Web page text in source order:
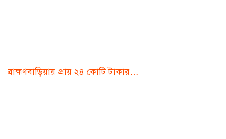
ব্রাহ্মণবাড়িয়ায় প্রায় ২৪ কোটি টাকার…